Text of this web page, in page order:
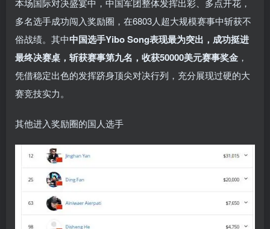
本场国际对决盛宴中，中国军团整体发挥出彩、多点开花，
多名选手成功闯入奖励圈，在6803人超大规模赛事中斩获不
俗战绩。其中中国选手Yibo Song表现最为突出，成功挺进
最终决赛桌，斩获赛事第九名，收获50000美元赛事奖金 ，
凭借稳定出色的发挥跻身顶尖对决行列，充分展现过硬的大
赛竞技实力。
其他进入奖励圈的国人选手